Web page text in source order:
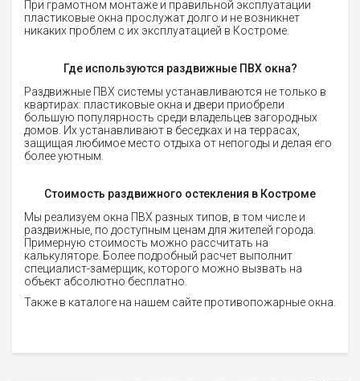
При грамотном монтаже и правильной эксплуатации
пластиковые окна прослужат долго и не возникнет
никаких проблем с их эксплуатацией в Костроме.
Где используются раздвижные ПВХ окна?
Раздвижные ПВХ системы устанавливаются не только в
квартирах: пластиковые окна и двери приобрели
большую популярность среди владельцев загородных
домов. Их устанавливают в беседках и на террасах,
защищая любимое место отдыха от непогоды и делая его
более уютным.
Стоимость раздвижного остекления в Костроме
Мы реализуем окна ПВХ разных типов, в том числе и
раздвижные, по доступным ценам для жителей города.
Примерную стоимость можно рассчитать на
калькуляторе. Более подробный расчет выполнит
специалист-замерщик, которого можно вызвать на
объект абсолютно бесплатно.
Также в каталоге на нашем сайте противопожарные окна.